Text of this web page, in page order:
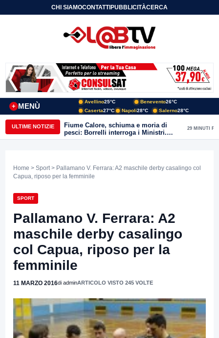
CHI SIAMOCONTATTIPUBBLICITÀCERCA
MENÙ
+
Avellino25°C Benevento26°C
Caserta27°C Napoli28°C Salerno28°C
ULTIME NOTIZIE
Fiume Calore, schiuma e moria di
pesci: Borrelli interroga i Ministri.
“Benevento paga l’assenza del
29 MINUTI FA
Home > Sport > Pallamano V. Ferrara: A2 maschile derby casalingo col
Capua, riposo per la femminile
SPORT
Pallamano V. Ferrara: A2
maschile derby casalingo
col Capua, riposo per la
femminile
11 MARZO 2016di adminARTICOLO VISTO 245 VOLTE